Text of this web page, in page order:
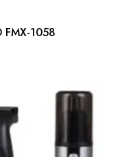
FMX-1058